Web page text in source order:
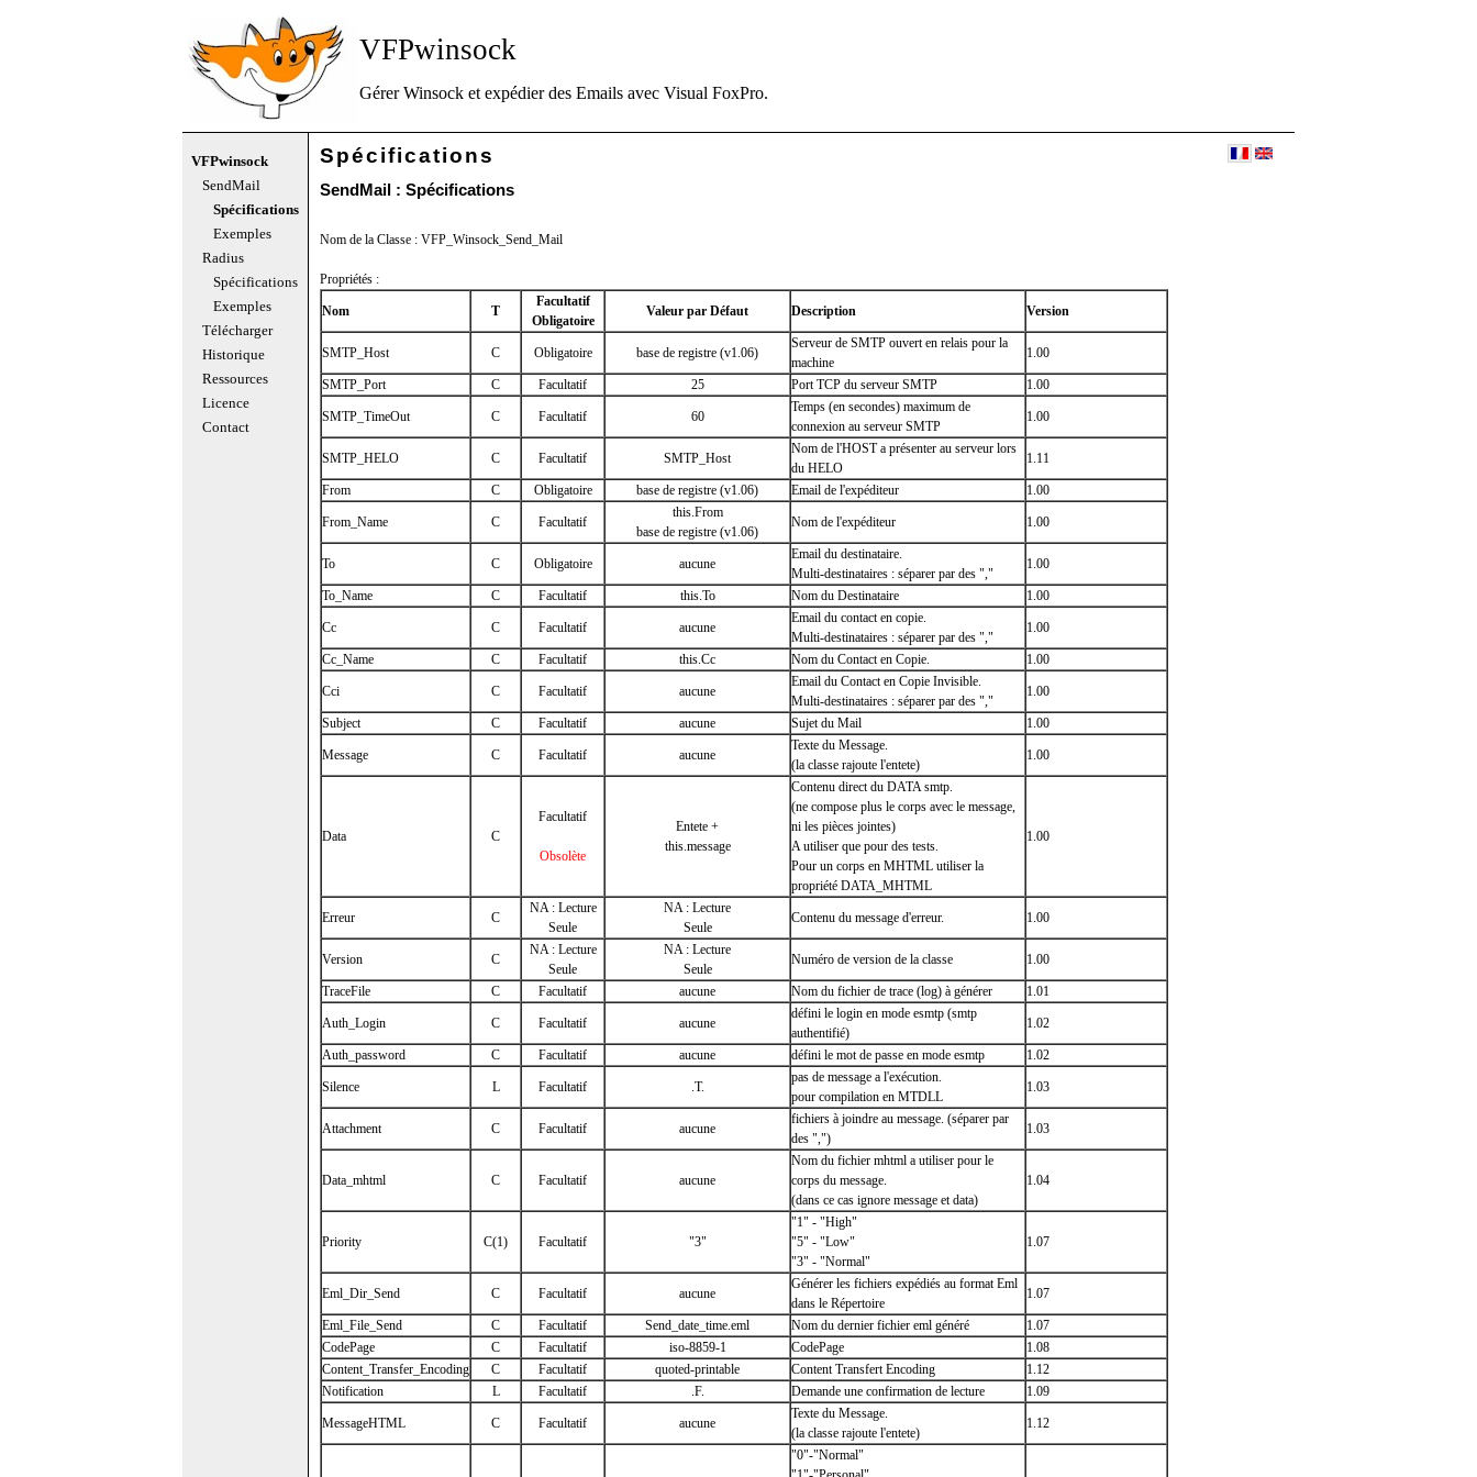
VFPwinsock
Gérer Winsock et expédier des Emails avec Visual FoxPro.
VFPwinsock
SendMail
Spécifications
Exemples
Radius
Spécifications
Exemples
Télécharger
Historique
Ressources
Licence
Contact
Spécifications
SendMail : Spécifications
Nom de la Classe : VFP_Winsock_Send_Mail
Propriétés :
Nom T
Facultatif
Obligatoire
Valeur par Défaut Description Version
SMTP_Host C Obligatoire base de registre (v1.06)
Serveur de SMTP ouvert en relais pour la
machine
1.00
SMTP_Port C Facultatif 25 Port TCP du serveur SMTP 1.00
SMTP_TimeOut C Facultatif 60
Temps (en secondes) maximum de
connexion au serveur SMTP
1.00
SMTP_HELO C Facultatif SMTP_Host
Nom de l'HOST a présenter au serveur lors
du HELO
1.11
From C Obligatoire base de registre (v1.06) Email de l'expéditeur 1.00
From_Name C Facultatif
this.From
base de registre (v1.06)
Nom de l'expéditeur 1.00
To C Obligatoire aucune
Email du destinataire.
Multi-destinataires : séparer par des ","
1.00
To_Name C Facultatif this.To Nom du Destinataire 1.00
Cc C Facultatif aucune
Email du contact en copie.
Multi-destinataires : séparer par des ","
1.00
Cc_Name C Facultatif this.Cc Nom du Contact en Copie. 1.00
Cci C Facultatif aucune
Email du Contact en Copie Invisible.
Multi-destinataires : séparer par des ","
1.00
Subject C Facultatif aucune Sujet du Mail 1.00
Message C Facultatif aucune
Texte du Message.
(la classe rajoute l'entete)
1.00
Data C
Facultatif
Obsolète
Entete +
this.message
Contenu direct du DATA smtp.
(ne compose plus le corps avec le message,
ni les pièces jointes)
A utiliser que pour des tests.
Pour un corps en MHTML utiliser la
propriété DATA_MHTML
1.00
Erreur C
NA : Lecture
Seule
NA : Lecture
Seule
Contenu du message d'erreur. 1.00
Version C
NA : Lecture
Seule
NA : Lecture
Seule
Numéro de version de la classe 1.00
TraceFile C Facultatif aucune Nom du fichier de trace (log) à générer 1.01
Auth_Login C Facultatif aucune
défini le login en mode esmtp (smtp
authentifié)
1.02
Auth_password C Facultatif aucune défini le mot de passe en mode esmtp 1.02
Silence L Facultatif .T.
pas de message a l'exécution.
pour compilation en MTDLL
1.03
Attachment C Facultatif aucune
fichiers à joindre au message. (séparer par
des ",")
1.03
Data_mhtml C Facultatif aucune
Nom du fichier mhtml a utiliser pour le
corps du message.
(dans ce cas ignore message et data)
1.04
Priority C(1) Facultatif "3"
"1" - "High"
"5" - "Low"
"3" - "Normal"
1.07
Eml_Dir_Send C Facultatif aucune
Générer les fichiers expédiés au format Eml
dans le Répertoire
1.07
Eml_File_Send C Facultatif Send_date_time.eml Nom du dernier fichier eml généré
1.07
CodePage
C Facultatif iso-8859-1 CodePage
1.08
Content_Transfer_Encoding
C Facultatif quoted-printable Content Transfert Encoding
1.12
Notification
L Facultatif .F. Demande une confirmation de lecture 1.09
MessageHTML C Facultatif aucune
Texte du Message.
(la classe rajoute l'entete)
1.12
"0"-"Normal"